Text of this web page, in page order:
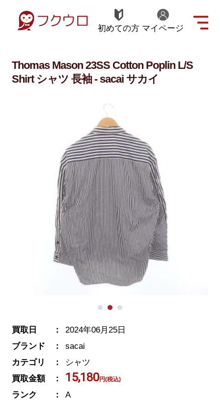
初めての方 マイページ
Thomas Mason 23SS Cotton Poplin L/S
Shirt シャツ 長袖 - sacai サカイ
買取日
2024年06月25日
ブランド
sacai
カテゴリ
シャツ
買取金額
15,180円(税込)
ランク
A